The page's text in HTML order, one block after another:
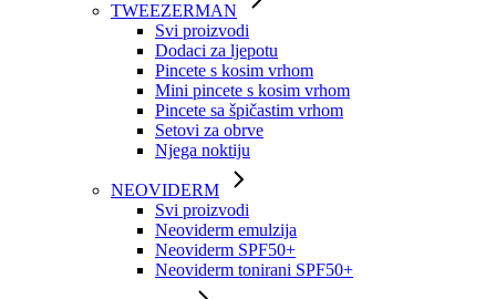
TWEEZERMAN
Svi proizvodi
Dodaci za ljepotu
Pincete s kosim vrhom
Mini pincete s kosim vrhom
Pincete sa špičastim vrhom
Setovi za obrve
Njega noktiju
NEOVIDERM
Svi proizvodi
Neoviderm emulzija
Neoviderm SPF50+
Neoviderm tonirani SPF50+